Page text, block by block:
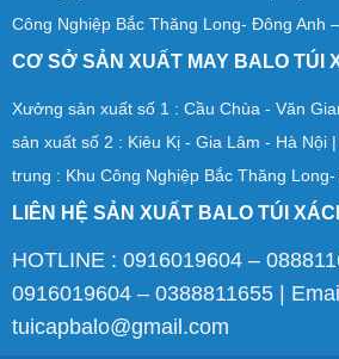
Công Nghiệp Bắc Thăng Long- Đông Anh
CƠ SỞ SẢN XUẤT MAY BALO TÚI
Xưởng sản xuất số 1 : Cầu Chùa - Văn
sản xuất số 2 : Kiêu Kị - Gia Lâm - Hà Nội
trung : Khu Công Nghiệp Bắc Thăng
LIÊN HỆ SẢN XUẤT BALO TÚI
HOTLINE : 0916019604 –
0916019604 – 0388811655 |
tuicapbalo@gmail.com